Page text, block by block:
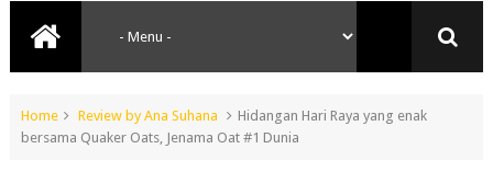
Home Review by Ana Suhana
Hidangan Hari Raya yang enak
bersama Quaker Oats, Jenama Oat #1 Dunia